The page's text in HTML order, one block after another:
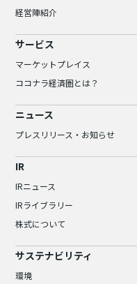
経営陣紹介
サービス
マーケットプレイス
ココナラ経済圏とは？
ニュース
プレスリリース・お知らせ
IR
IRニュース
IRライブラリー
株式について
サステナビリティ
環境